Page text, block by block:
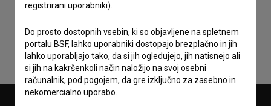
zbiranje, hrambo in obdelavo osebnih podatkov.
registrirani uporabniki).
Do prosto dostopnih vsebin, ki so objavljene na spletnem
portalu BSF, lahko uporabniki dostopajo brezplačno in jih
lahko uporabljajo tako, da si jih ogledujejo, jih natisnejo ali
si jih na kakršenkoli način naložijo na svoj osebni
računalnik, pod pogojem, da gre izključno za zasebno in
nekomercialno uporabo.